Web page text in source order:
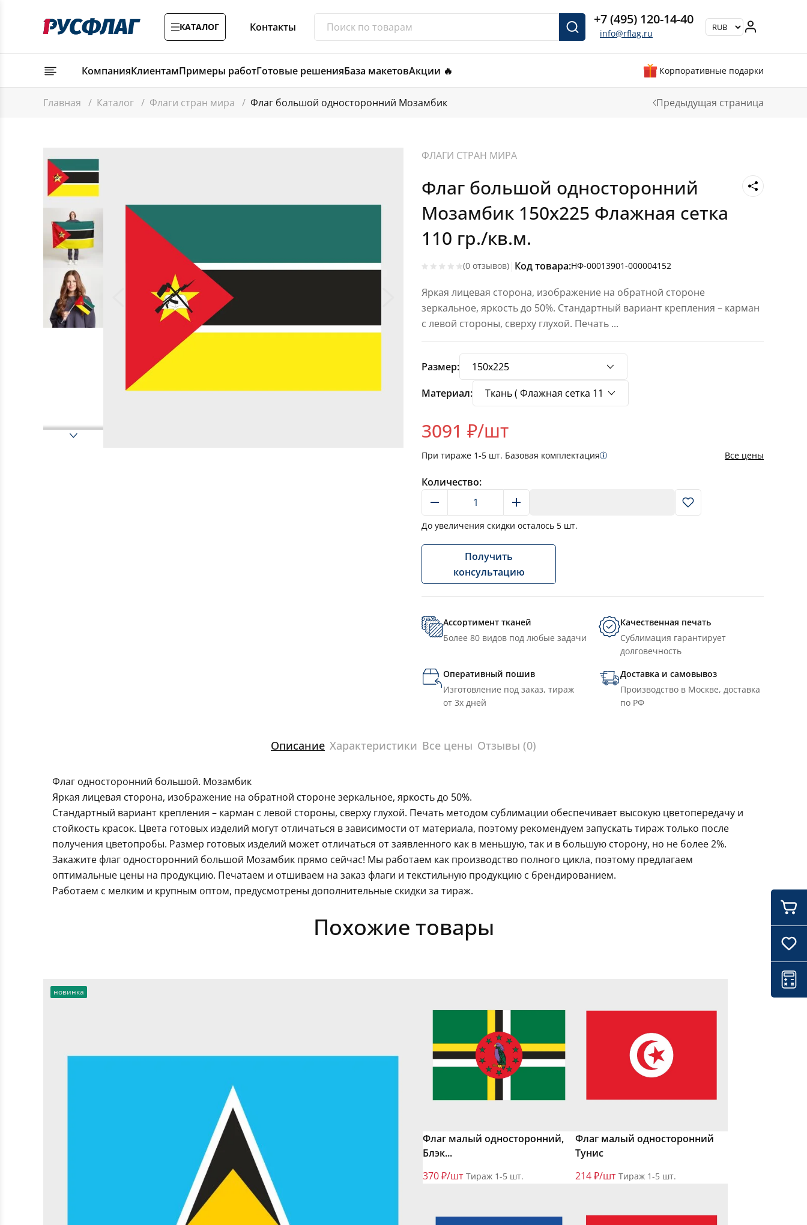
КАТАЛОГ Контакты +7 (495) 120-14-40
info@rflag.ru
КомпанияКлиентамПримеры работГотовые решенияБаза макетовАкции 🔥 Корпоративные подарки
Главная / Каталог / Флаги стран мира / Флаг большой односторонний Мозамбик Предыдущая страница
ФЛАГИ СТРАН МИРА
Флаг большой односторонний
Мозамбик 150х225 Флажная сетка
110 гр./кв.м.
(0 отзывов) | Код товара:НФ-00013901-000004152
Яркая лицевая сторона, изображение на обратной стороне
зеркальное, яркость до 50%. Стандартный вариант крепления – карман
с левой стороны, сверху глухой. Печать ...
Размер:
Материал:
3091 ₽/шт
При тираже 1-5 шт. Базовая комплектация Все цены
Количество:
До увеличения скидки осталось 5 шт.
Получить
консультацию
Ассортимент тканей
Более 80 видов под любые задачи
Качественная печать
Сублимация гарантирует
долговечность
Оперативный пошив
Изготовление под заказ, тираж
от 3х дней
Доставка и самовывоз
Производство в Москве, доставка
по РФ
Описание Характеристики Все цены Отзывы (0)
Флаг односторонний большой. Мозамбик
Яркая лицевая сторона, изображение на обратной стороне зеркальное, яркость до 50%.
Стандартный вариант крепления – карман с левой стороны, сверху глухой. Печать методом сублимации обеспечивает высокую цветопередачу и
стойкость красок. Цвета готовых изделий могут отличаться в зависимости от материала, поэтому рекомендуем запускать тираж только после
получения цветопробы. Размер готовых изделий может отличаться от заявленного как в меньшую, так и в большую сторону, но не более 2%.
Закажите флаг односторонний большой Мозамбик прямо сейчас! Мы работаем как производство полного цикла, поэтому предлагаем
оптимальные цены на продукцию. Печатаем и отшиваем на заказ флаги и текстильную продукцию с брендированием.
Работаем с мелким и крупным оптом, предусмотрены дополнительные скидки за тираж.
Похожие товары
новинка
Флаг малый односторонний,
Блэк...
370 ₽/шт Тираж 1-5 шт.
Флаг малый односторонний
Тунис
214 ₽/шт Тираж 1-5 шт.